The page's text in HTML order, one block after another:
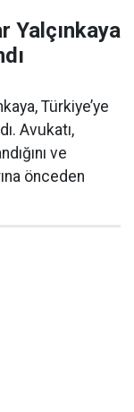
Yalçınkaya
Türkiye’ye
Avukatı,
ve
önceden